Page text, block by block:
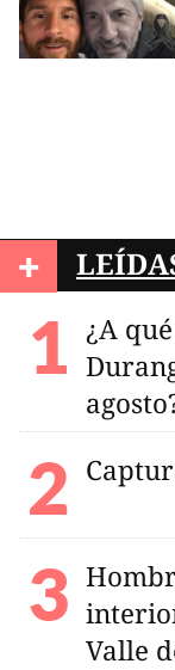
+
¿A
Valle